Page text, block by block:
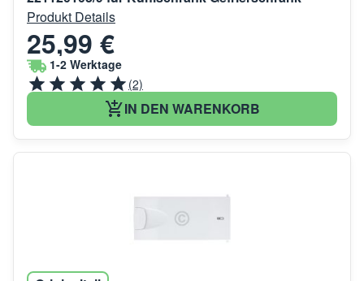
Produkt Details
25,99 €
1-2 Werktage
(2)
IN DEN WARENKORB